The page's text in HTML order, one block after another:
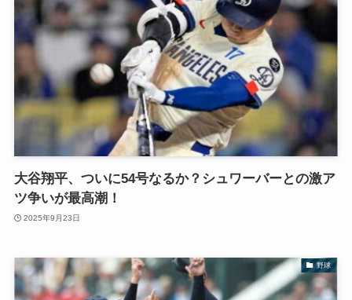
大谷翔平、ついに54号なるか？シュワーバーとの激ア
ツ争いが最高潮！
2025年9月23日
野球